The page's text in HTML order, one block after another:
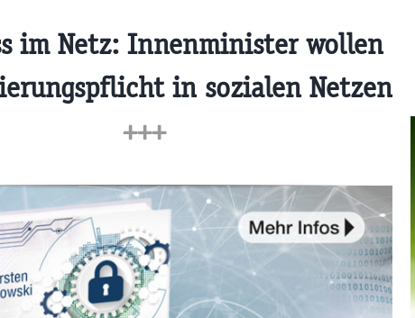
im Netz: Innenminister wollen
in sozialen Netzen
+++